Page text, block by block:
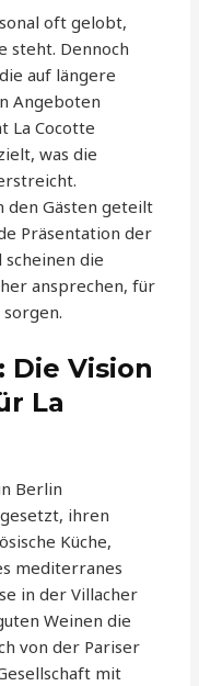
oft gelobt,
steht. Dennoch
auf längere
Angeboten
La Cocotte
was die
den Gästen geteilt
Präsentation der
die
ansprechen, für
Vision
La
Berlin
ihren
Küche,
mediterranes
in der Villacher
Weinen die
von der Pariser
mit